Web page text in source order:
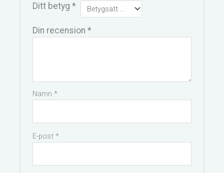
Ditt betyg*
Din recension*
Namn*
E-post*